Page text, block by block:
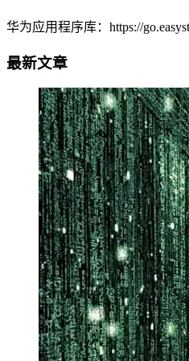
华为应用程序库：https://
最新文章